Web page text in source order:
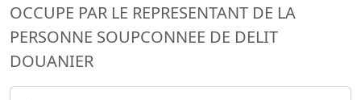
OCCUPE PAR LE REPRESENTANT DE LA
PERSONNE SOUPCONNEE DE DELIT
DOUANIER